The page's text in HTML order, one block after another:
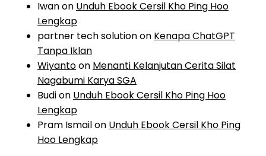
Iwanon Unduh Ebook Cersil Kho Ping Hoo
Lengkap
partner tech solutionon Kenapa ChatGPT
Tanpa Iklan
Wiyantoon Menanti Kelanjutan Cerita Silat
Nagabumi Karya SGA
Budion Unduh Ebook Cersil Kho Ping Hoo
Lengkap
Pram Ismailon Unduh Ebook Cersil Kho Ping
Hoo Lengkap